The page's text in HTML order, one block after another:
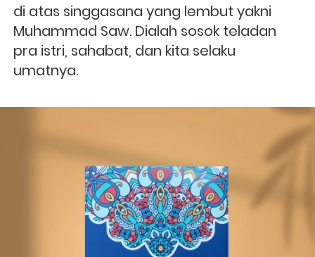
di atas singgasana yang lembut yakni
Muhammad Saw. Dialah sosok teladan
pra istri, sahabat, dan kita selaku
umatnya.